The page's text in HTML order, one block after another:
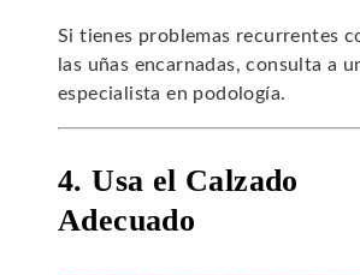
Si tienes problemas recurrentes
las uñas encarnadas, consulta a
especialista en podología.
4. Usa el Calzado
Adecuado